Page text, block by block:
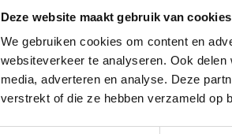
Deze website maakt gebruik van cookies
We gebruiken cookies om content en
websiteverkeer te analyseren. Ook
media, adverteren en analyse. Deze
verstrekt of die ze hebben verzameld op